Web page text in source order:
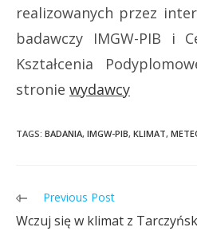
realizowanych przez
badawczy IMGW-PIB i
Kształcenia
stronie wydawcy
TAGS: BADANIA, IMGW-PIB, KLIMAT,
Previous Post
Wczuj się w klimat z